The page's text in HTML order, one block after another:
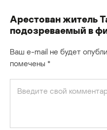
Арестован житель
подозреваемый в
Ваш e-mail не будет
помечены *